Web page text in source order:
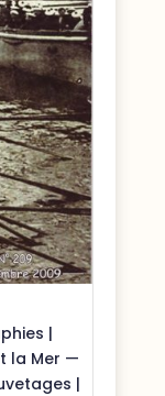
|
la Mer —
|